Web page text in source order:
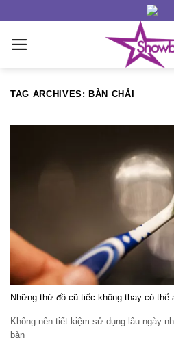
content
TAG ARCHIVES: BÀN CHẢI
Những thứ đồ cũ tiếc không thay có thể
Không nên tiết kiệm sử dụng lâu ngày
bàn